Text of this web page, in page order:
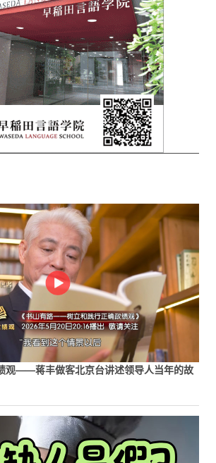
观——蒋丰做客北京台讲述领导人当年的故